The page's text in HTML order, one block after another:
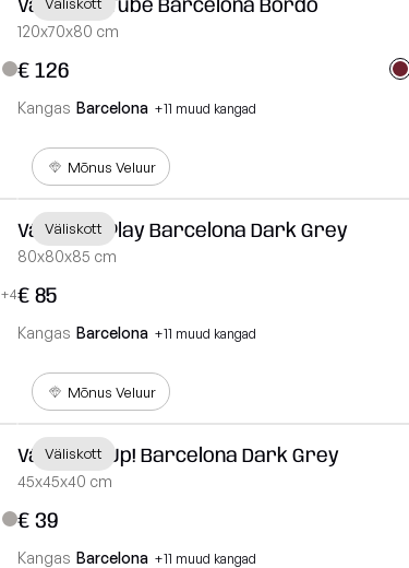
Väliskott Tube Barcelona Bordo
120x70x80 cm
€ 126
Kangas Barcelona +11 muud kangad
+4
Väliskott
Mõnus Veluur
Väliskott Play Barcelona Dark Grey
80x80x85 cm
€ 85
Kangas Barcelona +11 muud kangad
Väliskott
Mõnus Veluur
Väliskott Up! Barcelona Dark Grey
45x45x40 cm
€ 39
Kangas Barcelona +11 muud kangad